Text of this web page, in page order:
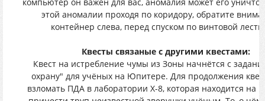
этой аномалии проходя по коридору, обратите
контейнер слева, перед спуском по винтовой
Квесты связаные с другими квестами:
Квест на истребление чумы из Зоны начнётся с
охрану" для учёных на Юпитере. Для продолжения
взломать ПДА в лаборатории Х-8, которая находится на